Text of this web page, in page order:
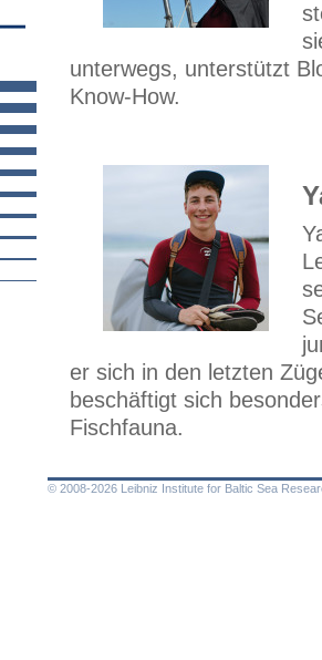
unterwegs, unterstützt
Know-How.
er sich in den letzten
beschäftigt sich
Fischfauna.
© 2008-2026 Leibniz Institute for Baltic Sea